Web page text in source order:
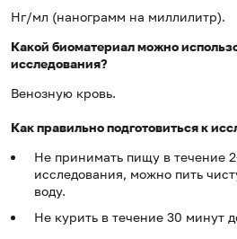
Нг/мл (нанограмм на миллилитр).
Какой биоматериал можно
исследования?
Венозную кровь.
Как правильно подготовиться к
Не принимать пищу в течение
исследования, можно пить
воду.
Не курить в течение 30 минут